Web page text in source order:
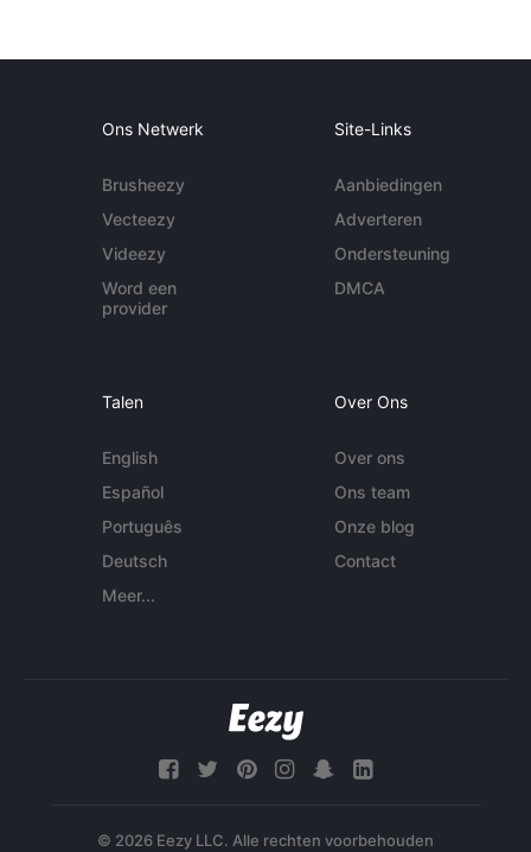
Ons Netwerk
Brusheezy
Vecteezy
Videezy
Word een
provider
Site-Links
Aanbiedingen
Adverteren
Ondersteuning
DMCA
Talen
English
Español
Português
Deutsch
Meer...
Over Ons
Over ons
Ons team
Onze blog
Contact
© 2026 Eezy LLC. Alle rechten voorbehouden